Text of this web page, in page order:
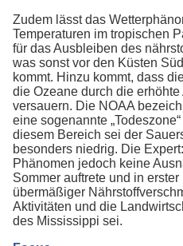
Zudem lässt das
Temperaturen im tropischen
für das Ausbleiben des
was sonst vor den Küsten
kommt. Hinzu kommt, dass
die Ozeane durch die
versauern. Die NOAA
eine sogenannte
diesem Bereich sei der
besonders niedrig. Die
Phänomen jedoch keine
Sommer auftrete und in
übermäßiger
Aktivitäten und die
des Mississippi sei.